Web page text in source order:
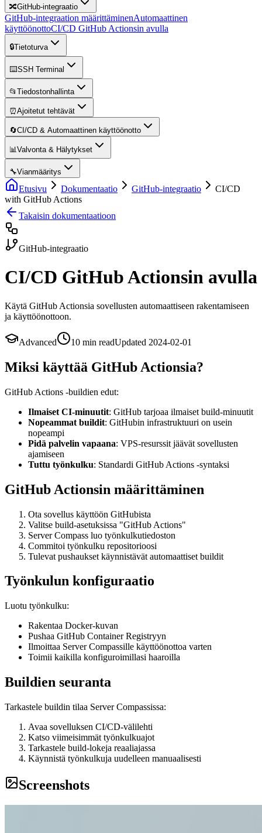
🔀GitHub-integraatio
GitHub-integraation määrittäminenAutomaattinen
käyttöönottoCI/CD GitHub Actionsin avulla
🔒Tietoturva
⌨️SSH Terminal
📂 Tiedostonhallinta
⏰Ajoitetut tehtävät
🔄CI/CD & Automaattinen käyttöönotto
📊Valvonta & Hälytykset
🔧Vianmääritys
Etusivu Dokumentaatio GitHub-integraatio
CI/CD
with GitHub Actions
Takaisin dokumentaatioon
GitHub-integraatio
CI/CD GitHub Actionsin avulla
Käytä GitHub Actionsia sovellusten automaattiseen rakentamiseen
ja käyttöönottoon.
Advanced 10 min readUpdated 2024-02-01
Miksi käyttää GitHub Actionsia?
GitHub Actions -buildien edut:
Ilmaiset CI-minuutit: GitHub tarjoaa ilmaiset build-minuutit
Nopeammat buildit: GitHubin infrastruktuuri on usein
nopeampi
Pidä palvelin vapaana: VPS-resurssit jäävät sovellusten
ajamiseen
Tuttu työnkulku: Standardi GitHub Actions -syntaksi
GitHub Actionsin määrittäminen
Ota sovellus käyttöön GitHubista
Valitse build-asetuksissa "GitHub Actions"
Server Compass luo työnkulkutiedoston
Commitoi työnkulku repositorioosi
Tulevat pushaukset käynnistävät automaattiset buildit
Työnkulun konfiguraatio
Luotu työnkulku:
Rakentaa Docker-kuvan
Pushaa GitHub Container Registryyn
Ilmoittaa Server Compassille käyttöönottoa varten
Toimii kaikilla konfiguroimillasi haaroilla
Buildien seuranta
Tarkastele buildin tilaa Server Compassissa:
Avaa sovelluksen CI/CD-välilehti
Katso viimeisimmät työnkulkuajot
Tarkastele build-lokeja reaaliajassa
Käynnistä työnkulkuja uudelleen manuaalisesti
Screenshots